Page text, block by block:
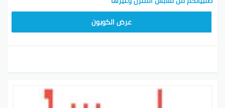
عرض الكوبون